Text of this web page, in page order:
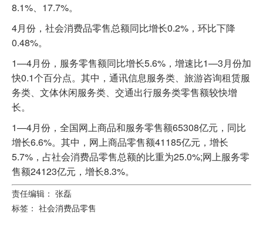
8.1%、17.7%。
4月份，社会消费品零售总额同比增长0.2%，环比下降
0.48%。
1—4月份，服务零售额同比增长5.6%，增速比1—3月份加
快0.1个百分点。其中，通讯信息服务类、旅游咨询租赁服
务类、文体休闲服务类、交通出行服务类零售额较快增
长。
1—4月份，全国网上商品和服务零售额65308亿元，同比
增长6.6%。其中，网上商品零售额41185亿元，增长
5.7%，占社会消费品零售总额的比重为25.0%;网上服务零
售额24123亿元，增长8.3%。
责任编辑： 张磊
标签： 社会消费品零售